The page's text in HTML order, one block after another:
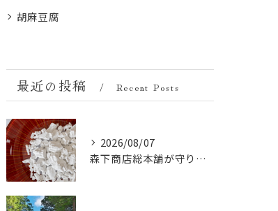
胡麻豆腐
最近の投稿 Recent Posts
2026/08/07
森下商店総本舗が守り続ける伝統の胡麻豆腐に使う吉野葛の純度と効能